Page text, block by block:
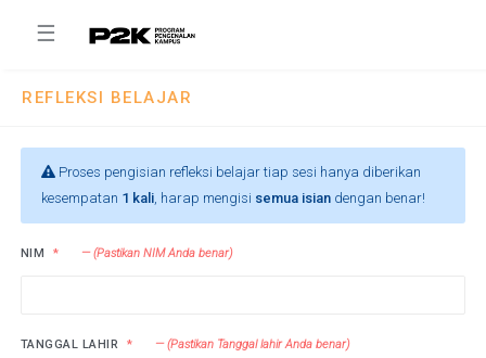
☰
REFLEKSI BELAJAR
Proses pengisian refleksi belajar tiap sesi hanya diberikan
kesempatan 1 kali, harap mengisi semua isiandengan benar!
NIM (Pastikan NIM Anda benar)
TANGGAL LAHIR (Pastikan Tanggal lahir Anda benar)